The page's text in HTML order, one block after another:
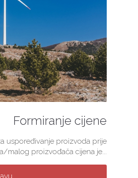
Formiranje cijene
uspoređivanje proizvoda prije
malog proizvođača cijena je...